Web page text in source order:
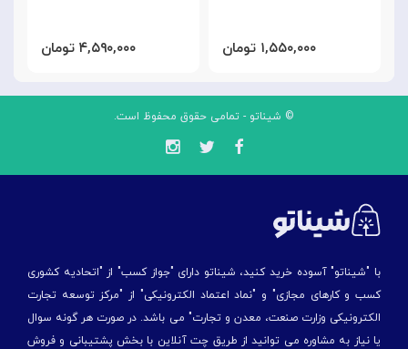
۴,۵۹۰,۰۰۰ تومان ۱,۵۵۰,۰۰۰ تومان
© شیناتو - تمامی حقوق محفوظ است.
با "شیناتو" آسوده خرید کنید، شیناتو دارای "جواز کسب" از "اتحادیه کشوری
کسب و کارهای مجازی" و "نماد اعتماد الکترونیکی" از "مركز توسعه تجارت
الكترونیكی وزارت صنعت، معدن و تجارت" می باشد. در صورت هر گونه سوال
یا نیاز به مشاوره می توانید از طریق چت آنلاین با بخش پشتیبانی و فروش